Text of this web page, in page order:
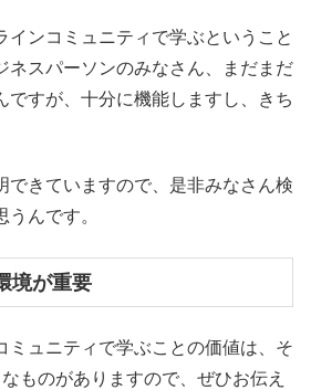
インコミュニティで学ぶということ
ネスパーソンのみなさん、まだまだ
ですが、十分に機能しますし、きち
できていますので、是非みなさん検
んです。
境が重要
ミュニティで学ぶことの価値は、そ
ものがありますので、ぜひお伝え